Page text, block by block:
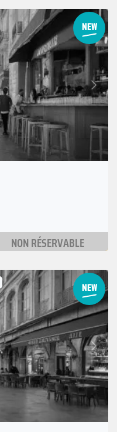
Suivant
NON RÉSERVABLE
Suivant